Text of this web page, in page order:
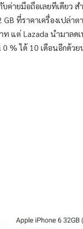
ค่ายมือถือเลยทีเดียว ส
GB ที่ราคาเครื่องเปล่า
แต่ Lazada นำมาลด
% ได้ 10 เดือนอีกด้วย